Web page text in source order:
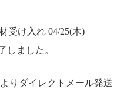
受け入れ 04/25(木)
しました。
りダイレクトメール発送